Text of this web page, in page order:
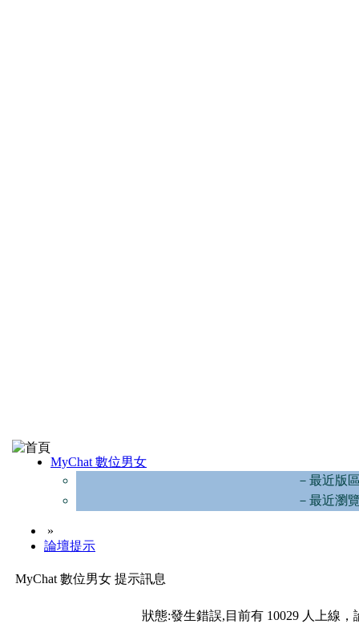
MyChat 數位男女
－最近版
－最近瀏
»
論壇提示
MyChat 數位男女 提示訊息
狀態:發生錯誤,目前有 10029 人上線